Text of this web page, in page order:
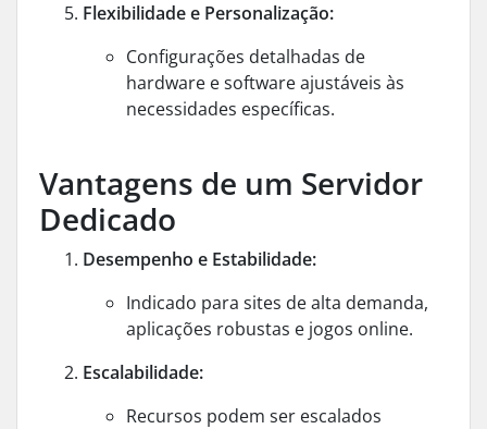
Flexibilidade e Personalização:
Configurações detalhadas de
hardware e software ajustáveis às
necessidades específicas.
Vantagens de um Servidor
Dedicado
Desempenho e Estabilidade:
Indicado para sites de alta demanda,
aplicações robustas e jogos online.
Escalabilidade:
Recursos podem ser escalados